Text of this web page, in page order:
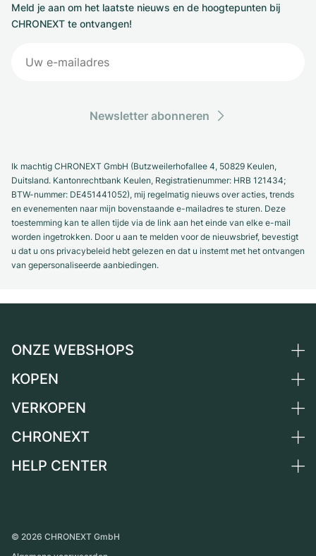
Meld je aan om het laatste nieuws en de hoogtepunten bij
CHRONEXT te ontvangen!
Newsletter abonneren
Ik machtig CHRONEXT GmbH (Butzweilerhofallee 4, 50829 Keulen,
Duitsland. Kantonrechtbank Keulen, Registratienummer: HRB 121434;
BTW-nummer: DE451441052), mij regelmatig nieuws over acties, trends
en evenementen naar mijn bovenstaande e-mailadres te sturen. Deze
toestemming kan te allen tijde via de link aan het einde van elke e-mail
worden ingetrokken. Door u aan te melden voor de nieuwsbrief, bevestigt
u dat u ons privacybeleid hebt gelezen en dat u instemt met het ontvangen
van gepersonaliseerde aanbiedingen.
ONZE WEBSHOPS
Duitsland
Zwitserland
Frankrijk
KOPEN
Alle luxe horloges
Independent Brands
VERKOPEN
Horloge verkopen
CHRONEXT
Over ons
Partner
HELP CENTER
Horloge persoonlijk afhalen
© 2026 CHRONEXT GmbH